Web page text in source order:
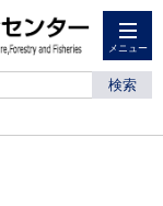
メニュー
検索